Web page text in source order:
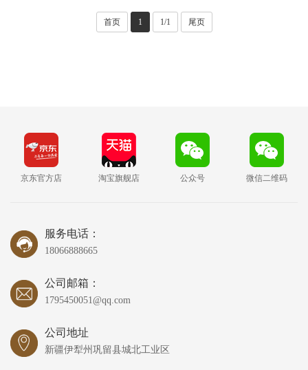
首页 1 1/1 尾页
京东官方店 淘宝旗舰店 公众号 微信二维码
服务电话：
18066888665
公司邮箱：
1795450051@qq.com
公司地址
新疆伊犁州巩留县城北工业区